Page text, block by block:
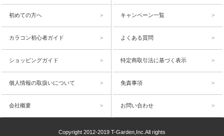
初めての方へ キャンペーン一覧
カラコン初心者ガイド よくある質問
ショッピングガイド 特定商取引法に基づく表示
個人情報の取扱いについて 免責事項
会社概要 お問い合わせ
Copyright 2012-2019 T-Garden,Inc.All rights